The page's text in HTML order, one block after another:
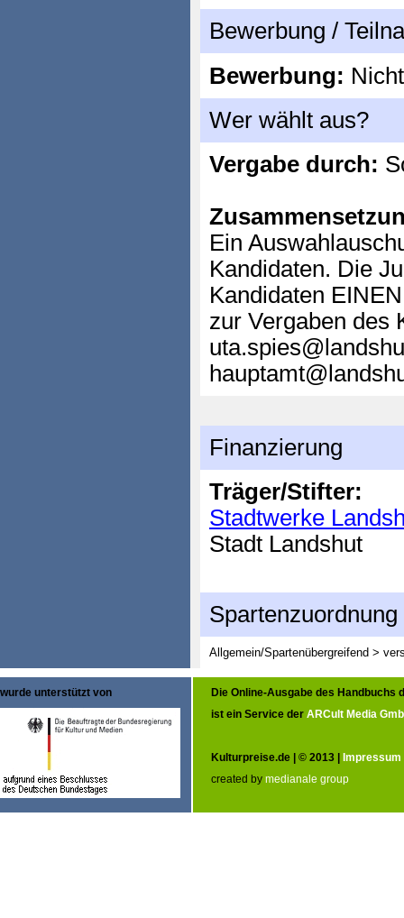
Bewerbung /
Bewerbung:
Wer wählt aus?
Vergabe durch:
Ein
Kandidaten. Die
Kandidaten
zur Vergaben des
Finanzierung
Träger/Stifter:
Stadtwerke
Stadt Landshut
Spartenzuordnung
Allgemein/Spartenübergreifend >
wurde unterstützt von
Die Online-Ausgabe des Handbuchs
ist ein Service der ARCult Media
Kulturpreise.de | © 2013 | Impressum
created by medianale group